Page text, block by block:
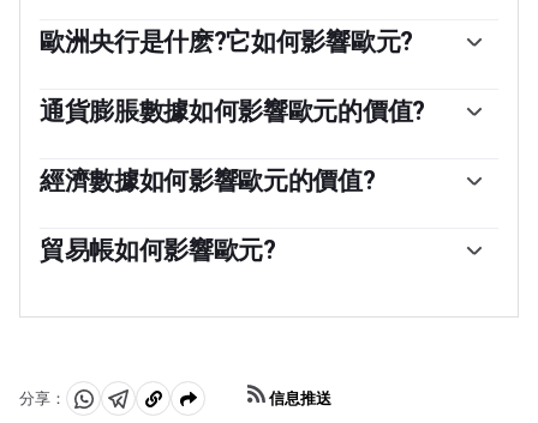
歐洲央行是什麽?它如何影響歐元?
歐洲央行設定利率並管理貨幣政策。歐洲央行的主要任務
是維持物價穩定，這意味著要麽控製通脹，要麽刺激增
或者更高利率的預期——通常對歐元有利，反之亦然。歐洲
央行管理委員會每年召開八次會議，製定貨幣政策決定。
蒂娜·拉加德在內的六個常任理事國做出的。」
通貨膨脹數據如何影響歐元的價值?
歐元的重要計量經濟指標。如果通貨膨脹率高於預期，特
別是高於歐洲央行2%的目標，歐洲央行就不得不提高利率
歐元有利，因為它使該地區作為全球投資者投資的地方更
具吸引力。」
經濟數據如何影響歐元的價值?
影響。GDP、製造業和服務業pmi、就業和消費者信心調
查等指標都可能影響歐元的走向。強勁的經濟有利於歐
提高利率，這將直接增強歐元。否則，如果經濟數據疲
濟的75%。」
貿易帳如何影響歐元?
個國家在一定時期內出口收入與進口支出之間的差額。如
值。因此，凈貿易余額為正會使貨幣走強，反之亦然。」
分享：
分 分 複
信息推送